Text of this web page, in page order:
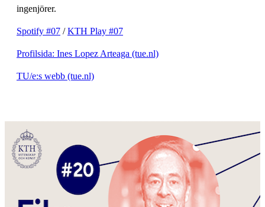
ingenjörer.
Spotify #07 /KTH Play #07
Profilsida: Ines Lopez Arteaga (tue.nl)
TU/e:s webb (tue.nl)